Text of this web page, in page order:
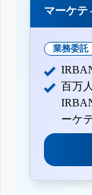
マーケテ
業務委託
百万
ーケ